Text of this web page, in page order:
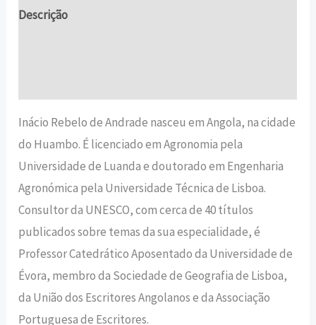
Descrição
Inácio Rebelo de Andrade nasceu em Angola, na cidade
do Huambo. É licenciado em Agronomia pela
Universidade de Luanda e doutorado em Engenharia
Agronómica pela Universidade Técnica de Lisboa.
Consultor da UNESCO, com cerca de 40 títulos
publicados sobre temas da sua especialidade, é
Professor Catedrático Aposentado da Universidade de
Évora, membro da Sociedade de Geografia de Lisboa,
da União dos Escritores Angolanos e da Associação
Portuguesa de Escritores.